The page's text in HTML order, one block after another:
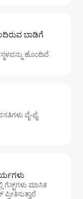
ಬಾಡಿಗೆ
ಹೊಂದಿವೆ
ವೈ-ಫೈ
ಮಾಸಿಕ